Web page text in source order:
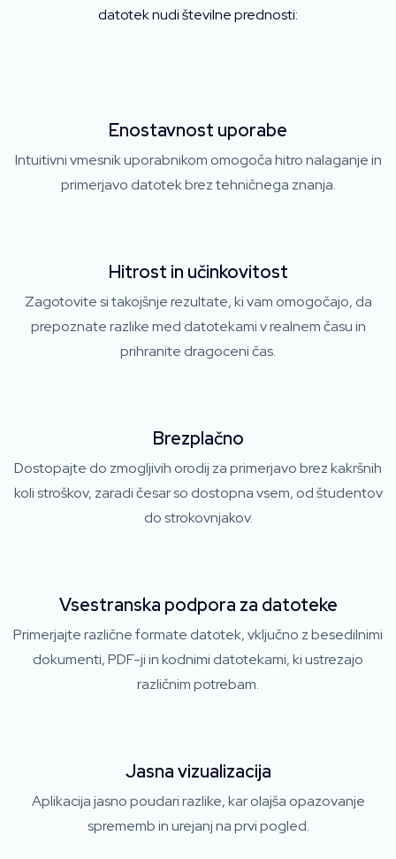
datotek nudi številne prednosti:
Enostavnost uporabe
Intuitivni vmesnik uporabnikom omogoča hitro nalaganje in
primerjavo datotek brez tehničnega znanja.
Hitrost in učinkovitost
Zagotovite si takojšnje rezultate, ki vam omogočajo, da
prepoznate razlike med datotekami v realnem času in
prihranite dragoceni čas.
Brezplačno
Dostopajte do zmogljivih orodij za primerjavo brez kakršnih
koli stroškov, zaradi česar so dostopna vsem, od študentov
do strokovnjakov.
Vsestranska podpora za datoteke
Primerjajte različne formate datotek, vključno z besedilnimi
dokumenti, PDF-ji in kodnimi datotekami, ki ustrezajo
različnim potrebam.
Jasna vizualizacija
Aplikacija jasno poudari razlike, kar olajša opazovanje
sprememb in urejanj na prvi pogled.